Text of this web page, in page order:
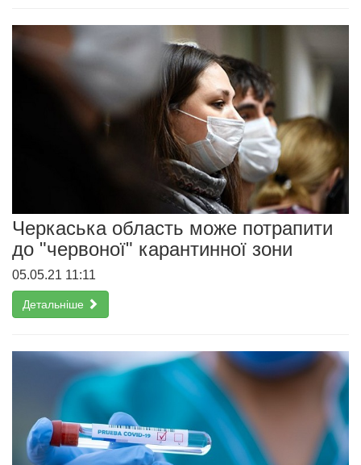
Черкаська область може потрапити
до "червоної" карантинної зони
05.05.21 11:11
Детальніше